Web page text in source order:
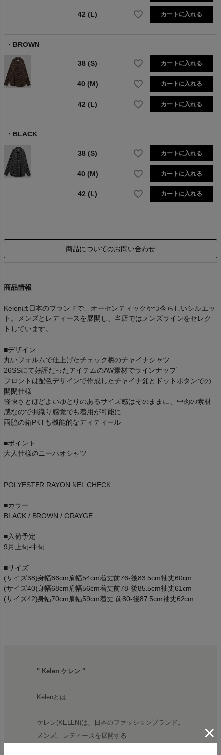
42 (L) カートに入れる
BROWN
38 (S) カートに入れる
40 (M) カートに入れる
42 (L) カートに入れる
BLACK
38 (S) カートに入れる
40 (M) カートに入れる
42 (L) カートに入れる
商品についてのお問い合わせ
商品情報
Kelenは日本のブランドで、オーセンティックかつ今らしいシルエッ
ト。メンズとレディースを展開し、当店ではメンズラインをセレク
トしています。
■デザイン
丸いフォルムで仕上げたチェック柄のチャイナシャツ
26SSにて好評だったアイテムのAW素材でラインナップ
フロントは配色デザインで作成したチャイナ釦とドットボタンでの
開閉仕様
軽快さとほどよいゆとりのあるサイズ感はそのままに、中肉の素材
感なので羽織り感覚でも着用が可能に
両脇の箱PKTも機能的なディティール
■ポイント
大人仕様のニーハオシャツ
POLYESTER RAYON NEL CHECK
■カラー
BLACK / BROWN / GRAYGE
■入荷予定
9月上旬-中旬
■サイズ
(サイズ38)身幅66cm肩幅54cm着丈前76-後83.5cm袖丈60cm
(サイズ40)身幅68cm肩幅56cm着丈前78-後85.5cm袖丈61cm
(サイズ42)身幅70cm肩幅59cm着丈 前80-後87.5cm袖丈62cm
" Kelen ケレン "
Kelenとは
ケレン(KELEN)は、日本のファッションブランド。
メンズ、レディースを展開する